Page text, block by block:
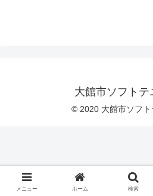
大館市ソフトテ
© 2020 大館市ソフト
メニュー ホーム 検索